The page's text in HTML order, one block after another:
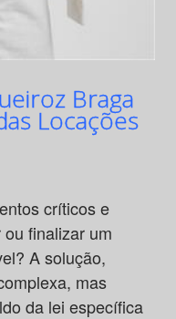
Braga
Locações
críticos e
finalizar um
A solução,
mas
da lei específica